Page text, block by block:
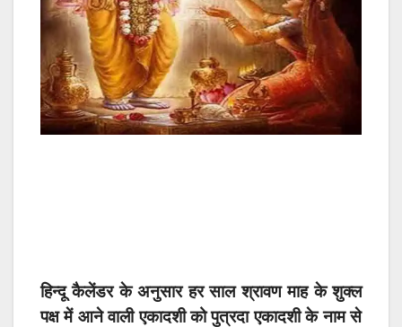
हिन्दू कैलेंडर के अनुसार हर साल श्रावण माह के शुक्ल
पक्ष में आने वाली एकादशी को पुत्रदा एकादशी के नाम से